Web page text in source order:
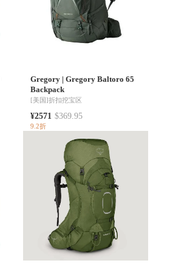
Gregory |Gregory Baltoro 65
Backpack
[美国]折扣挖宝区
¥2571 $369.95
9.2折